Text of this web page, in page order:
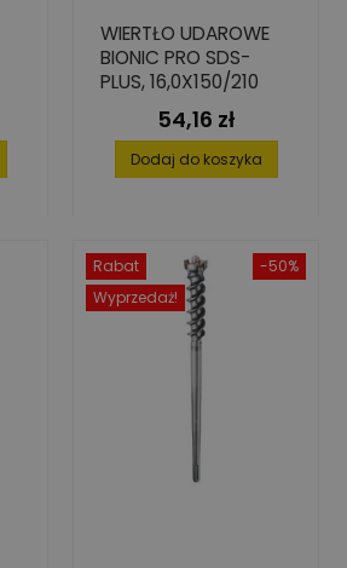
WIERTŁO UDAROWE
BIONIC PRO SDS-
PLUS, 16,0X150/210
Cena
54,16 zł
Dodaj do koszyka
-50%
Rabat
Wyprzedaż!